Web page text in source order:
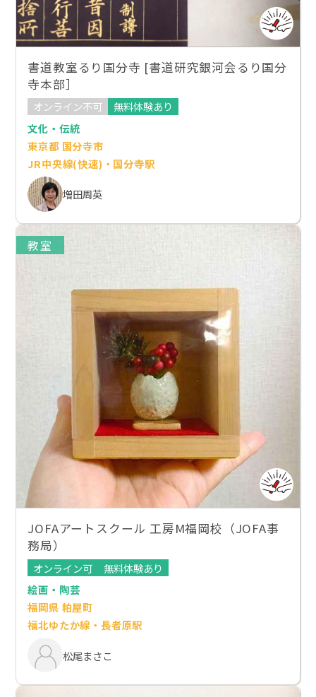
書道教室るり国分寺 [書道研究銀河会るり国分
寺本部］
オンライン不可
無料体験あり
文化・伝統
東京都 国分寺市
JR中央線(快速)・国分寺駅
増田周英
教室
JOFAアートスクール 工房M福岡校（JOFA事
務局）
オンライン可
無料体験あり
絵画・陶芸
福岡県 粕屋町
福北ゆたか線・長者原駅
松尾まさこ